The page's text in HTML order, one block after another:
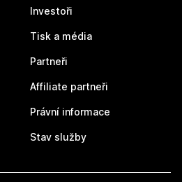
Investoři
Tisk a média
Partneři
Affiliate partneři
Právní informace
Stav služby